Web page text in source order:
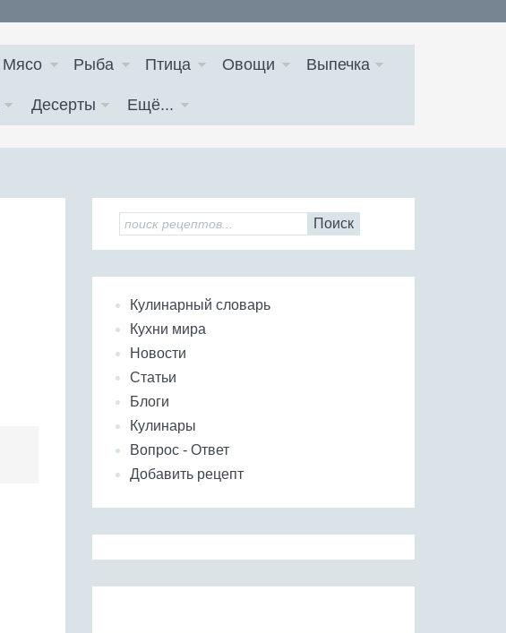
Мясо Рыба Птица Овощи Выпечка
Десерты Ещё...
Поиск
Кулинарный словарь
Кухни мира
Новости
Статьи
Блоги
Кулинары
Вопрос - Ответ
Добавить рецепт